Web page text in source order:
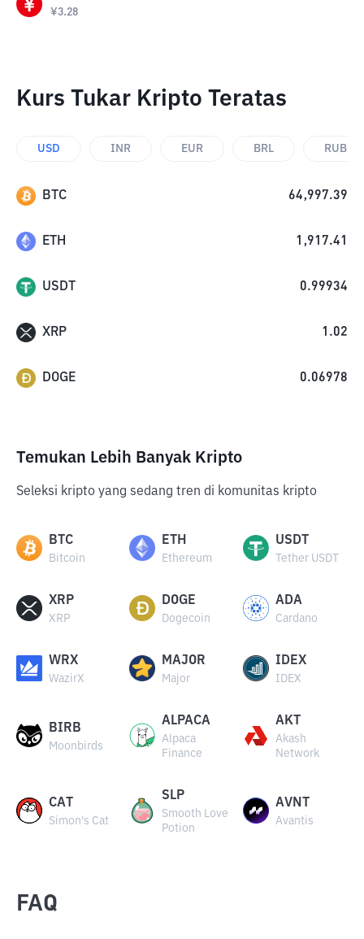
¥3.28
Kurs Tukar Kripto Teratas
USD INR EUR BRL RUB
BTC 64,997.39
ETH 1,917.41
USDT 0.99934
XRP 1.02
DOGE 0.06978
Temukan Lebih Banyak Kripto
Seleksi kripto yang sedang tren di komunitas kripto
BTC
Bitcoin
ETH
Ethereum
USDT
Tether USDT
XRP
XRP
DOGE
Dogecoin
ADA
Cardano
WRX
WazirX
MAJOR
Major
IDEX
IDEX
BIRB
Moonbirds
ALPACA
Alpaca
Finance
AKT
Akash
Network
CAT
Simon's Cat
SLP
Smooth Love
Potion
AVNT
Avantis
FAQ